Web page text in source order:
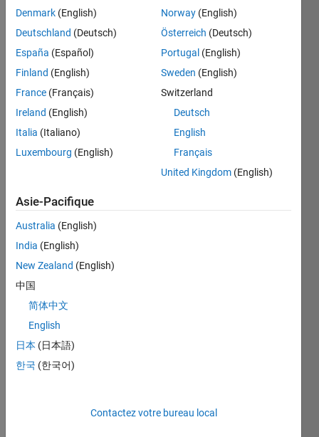
    MAX = 10;
generate
a array
MAX in
Y
Solve
Solution
Stats
Denmark (English)
Deutschland (Deutsch)
España (Español)
Finland (English)
France (Français)
Ireland (English)
Italia (Italiano)
Luxembourg (English)
Norway (English)
Österreich (Deutsch)
Portugal (English)
Sweden (English)
Switzerland
Deutsch
English
Français
United Kingdom (English)
Asie-Pacifique
Australia (English)
India (English)
New Zealand (English)
中国
简体中文
English
日本 (日本語)
한국 (한국어)
Contactez votre bureau local